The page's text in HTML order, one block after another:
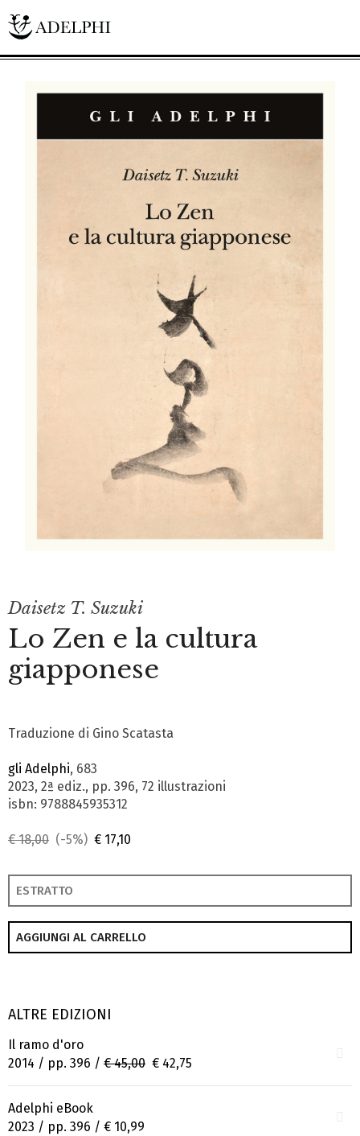
Daisetz T. Suzuki
Lo Zen e la cultura
giapponese
Traduzione di Gino Scatasta
gli Adelphi, 683
2023, 2ª ediz., pp. 396, 72 illustrazioni
isbn: 9788845935312
€ 18,00 (-5%) € 17,10
ESTRATTO
AGGIUNGI AL CARRELLO
ALTRE EDIZIONI
Il ramo d'oro
2014 / pp. 396 / € 45,00 € 42,75
Adelphi eBook
2023 / pp. 396 / € 10,99